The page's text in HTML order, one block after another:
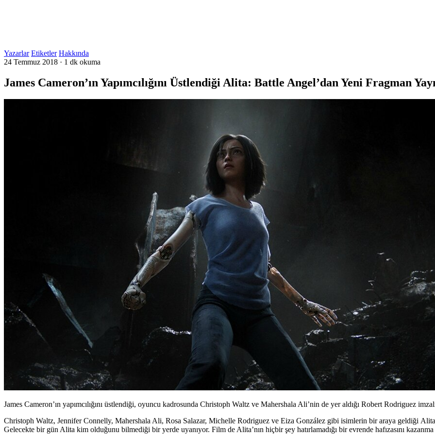
Yazarlar Etiketler Hakkında
24 Temmuz 2018 · 1 dk okuma
James Cameron’ın Yapımcılığını Üstlendiği Alita: Battle Angel’dan Yeni Fragman
James Cameron’ın yapımcılığını üstlendiği, oyuncu kadrosunda Christoph Waltz ve Mahershala Ali’nin de yer aldığı Robert Rodriguez
Christoph Waltz, Jennifer Connelly, Mahershala Ali, Rosa Salazar, Michelle Rodriguez ve Eiza González gibi isimlerin bir araya geldiği
Gelecekte bir gün Alita kim olduğunu bilmediği bir yerde uyanıyor. Film de Alita’nın hiçbir şey hatırlamadığı bir evrende hafızasını kazanma